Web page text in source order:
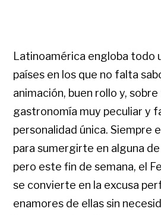
Latinoamérica engloba todo
países en los que no falta
animación, buen rollo y,
gastronomía muy peculiar y
personalidad única. Siempre
para sumergirte en alguna
pero este fin de semana, el
se convierte en la excusa
enamores de ellas sin